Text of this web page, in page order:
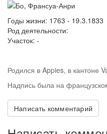
Годы жизни: 1763 - 19.3.1833
Род деятельности:
Участок: -
Родился в Appies, в кантоне
Надпись была на
Написать комментарий